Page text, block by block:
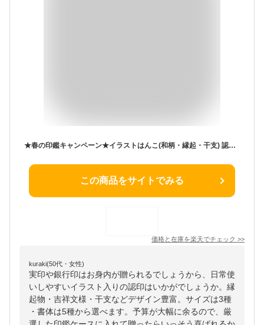
★春の印鑑キャンペーン★イラストはんこ(和柄・縁起・干支) 認印・銀行印 印鑑 [柘植/12・13.5・15mm] カタカナ 英字 ローマ字 N_0
この商品をサイトでみる
価格と在庫を楽天でチェック >>
kuraki(50代・女性)
実印や銀行印はお身内が贈られるでしょうから、日常使
いしやすいイラスト入りの認印はいかがでしょうか。縁
起物・吉祥文様・干支などデザイン豊富。サイズは3種
・書体は5種から選べます。予算が大幅に余るので、厳